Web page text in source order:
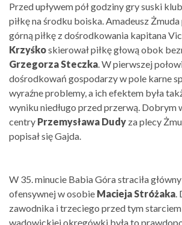
Przed upływem pół godziny gry suski
piłkę na środku boiska. Amadeusz
górną piłkę z dośrodkowania kapitana
Krzyśkoskierował piłkę głową obok
Grzegorza Steczka. W pierwszej
dośrodkowań gospodarzy w pole karne
wyraźne problemy, a ich efektem była
wyniku niedługo przed przerwą. Dobrym
centry Przemysława Dudy za plecy
popisał się Gajda.
W 35. minucie Babia Góra straciła
ofensywnej w osobie Macieja Stróżaka.
zawodnika i trzeciego przed tym
wadowickiej okręgówki była to